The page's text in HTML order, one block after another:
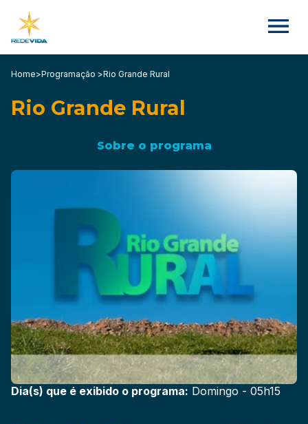
Home>Programação >Rio Grande Rural
Rio Grande Rural
Sobre o programa
Dia(s) que é exibido o programa: Domingo - 05h15